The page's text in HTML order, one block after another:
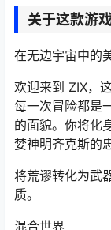
关于这款游
在无边宇宙中的
欢迎来到 ZIX，
每一次冒险都是
的面貌。你将化
婪神明齐克斯的
将荒谬转化为武
质。
混合世界